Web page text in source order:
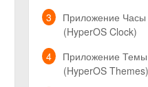
Приложение Часы
(HyperOS Clock)
Приложение
(HyperOS Themes)